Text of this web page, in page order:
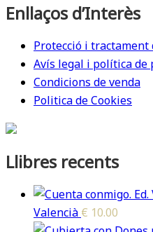
Enllaços d’Interès
Protecció i tractament
Avís legal i política de
Condicions de venda
Politica de Cookies
Llibres recents
Valencià € 10.00